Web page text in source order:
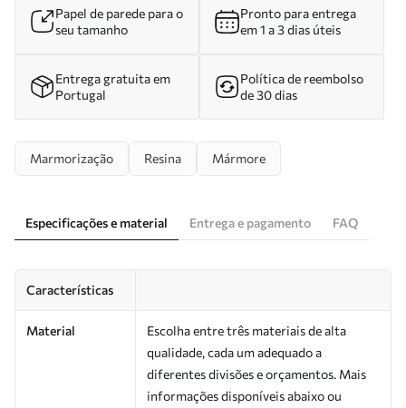
Papel de parede para o
seu tamanho
Pronto para entrega
em 1 a 3 dias úteis
Entrega gratuita em
Portugal
Política de reembolso
de 30 dias
Marmorização Resina Mármore
Especificações e material Entrega e pagamento FAQ
Características
Material
Escolha entre três materiais de alta
qualidade, cada um adequado a
diferentes divisões e orçamentos. Mais
informações disponíveis abaixo ou